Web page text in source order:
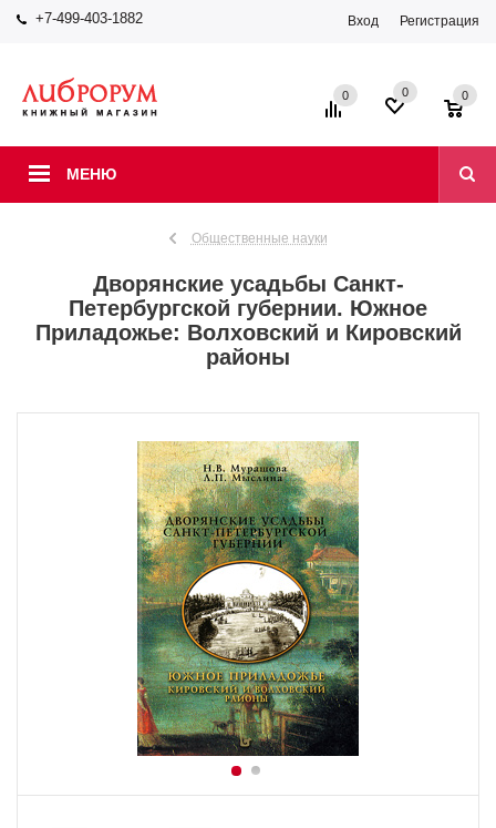
+7-499-403-1882 Вход Регистрация
МЕНЮ
0 0 0
Общественные науки
Дворянские усадьбы Санкт-
Петербургской губернии. Южное
Приладожье: Волховский и Кировский
районы